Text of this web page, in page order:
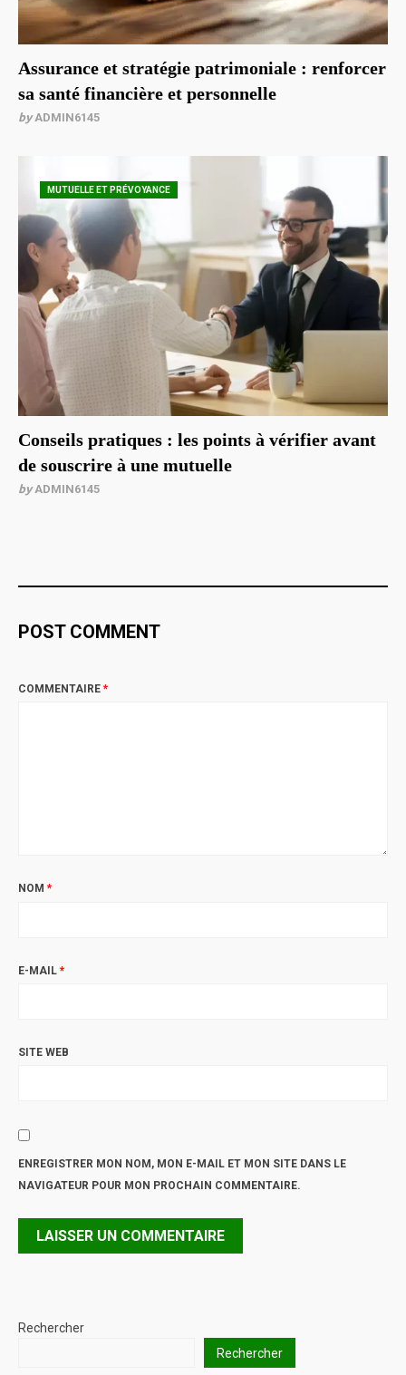
Assurance et stratégie patrimoniale : renforcer
sa santé financière et personnelle
byADMIN6145
MUTUELLE ET PRÉVOYANCE
Conseils pratiques : les points à vérifier avant
de souscrire à une mutuelle
byADMIN6145
POST COMMENT
COMMENTAIRE *
NOM *
E-MAIL *
SITE WEB
ENREGISTRER MON NOM, MON E-MAIL ET MON SITE DANS LE
NAVIGATEUR POUR MON PROCHAIN COMMENTAIRE.
Rechercher
Rechercher